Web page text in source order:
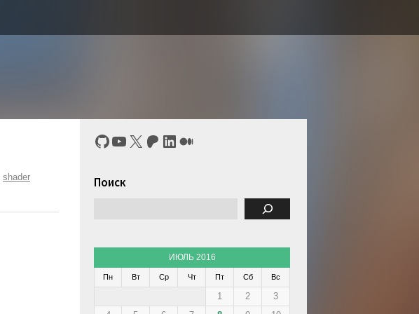
shader
GitHub
YouTube
X Patreon
LinkedIn
Средний
Поиск
ИЮЛЬ 2016
Пн Вт Ср Чт Пт Сб Вс
1 2
3